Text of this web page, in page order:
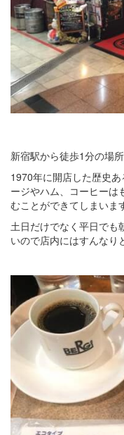
新宿駅から徒歩1分の場
1970年に開店した歴史
ージやハム、コーヒーは
むことができてしまいま
土日だけでなく平日でも
いので店内にはすんなり